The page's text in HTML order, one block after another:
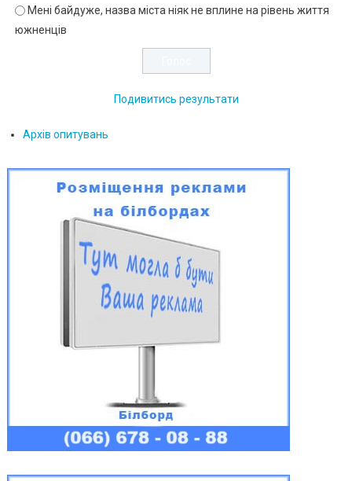
Мені байдуже, назва міста ніяк не вплине на рівень життя
южненців
Подивитись результати
Архів опитувань